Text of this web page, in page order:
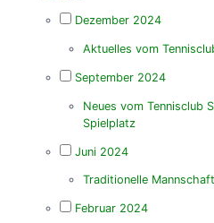
Dezember 2024
Aktuelles vom
September 2024
Neues vom Tennisclub
Spielplatz
Juni 2024
Traditionelle
Februar 2024